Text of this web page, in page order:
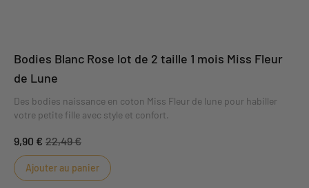
Bodies Blanc Rose lot de 2 taille 1 mois Miss Fleur
de Lune
Des bodies naissance en coton Miss Fleur de lune pour habiller
votre petite fille avec style et confort.
9,90 € 22,49 €
Ajouter au panier